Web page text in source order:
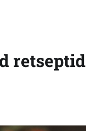
retseptid